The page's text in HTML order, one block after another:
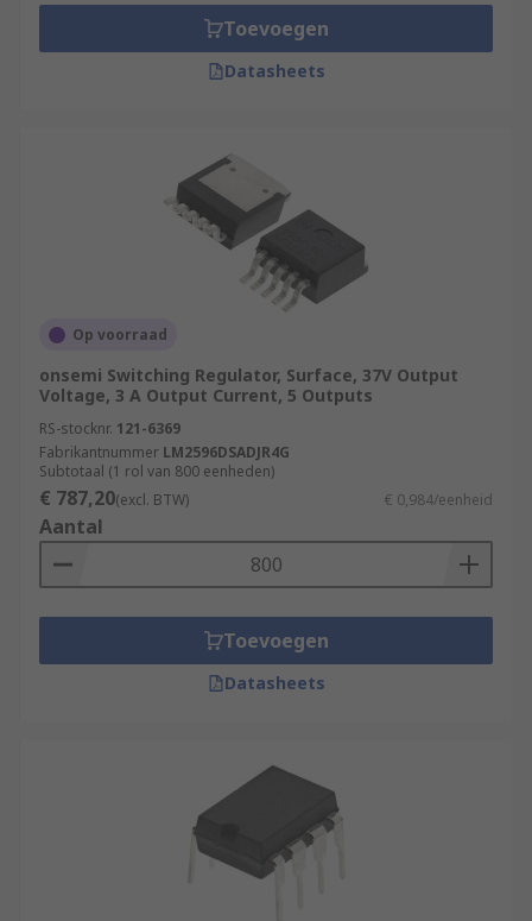
Toevoegen
Datasheets
Op voorraad
onsemi Switching Regulator, Surface, 37V Output
Voltage, 3 A Output Current, 5 Outputs
RS-stocknr. 121-6369
Fabrikantnummer LM2596DSADJR4G
Subtotaal (1 rol van 800 eenheden)
€ 787,20(excl. BTW) € 0,984/eenheid
Aantal
Toevoegen
Datasheets